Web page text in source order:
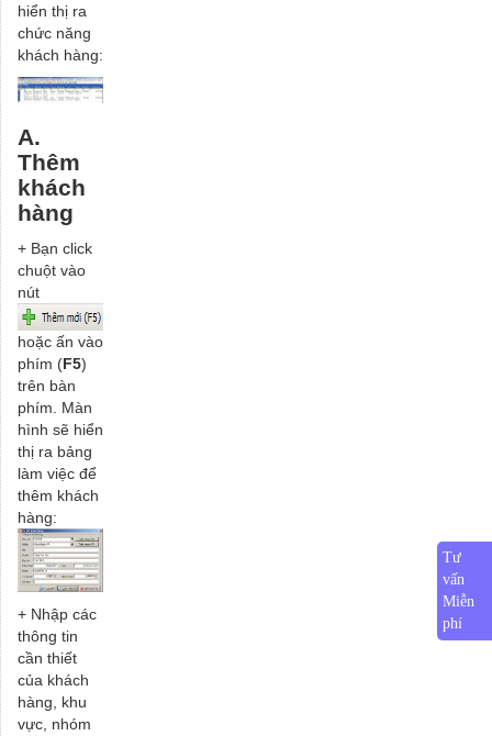
hiển thị ra
chức năng
khách hàng:
A.
Thêm
khách
hàng
+ Bạn click
chuột vào
nút
hoặc ấn vào
phím (F5)
trên bàn
phím. Màn
hình sẽ hiển
thị ra bảng
làm việc để
thêm khách
hàng:
+ Nhập các
thông tin
cần thiết
của khách
hàng, khu
vực, nhóm
Tư
vấn
Miễn
phí